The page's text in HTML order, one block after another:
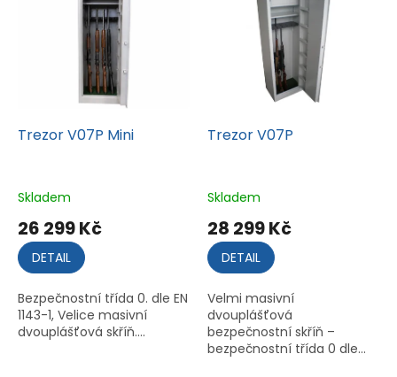
Trezor V07P Mini
Skladem
26 299 Kč
DETAIL
Bezpečnostní třída 0. dle EN
1143-1, Velice masivní
dvouplášťová skříň....
Trezor V07P
Skladem
28 299 Kč
DETAIL
Velmi masivní
dvouplášťová
bezpečnostní skříň –
bezpečnostní třída 0 dle...